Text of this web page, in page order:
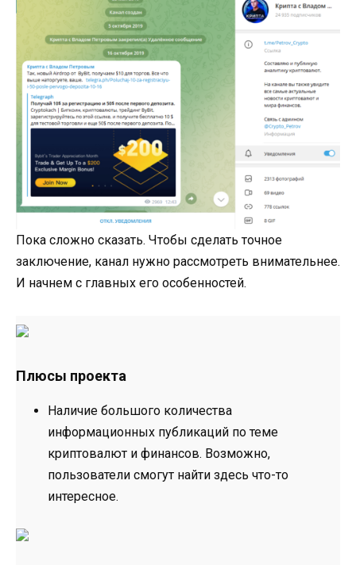
Пока сложно сказать. Чтобы сделать точное
заключение, канал нужно рассмотреть внимательнее.
И начнем с главных его особенностей.
Плюсы проекта
Наличие большого количества
информационных публикаций по теме
криптовалют и финансов. Возможно,
пользователи смогут найти здесь что-то
интересное.